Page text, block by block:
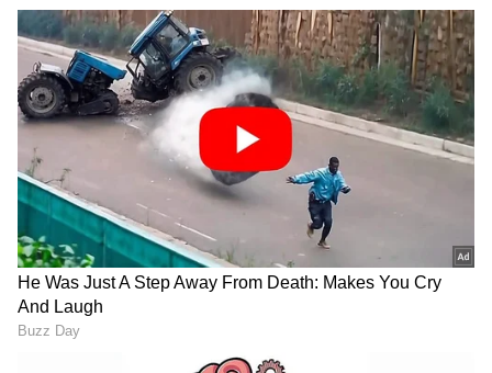
ಕನ್ನಡ ಸಿನಿಮಾ (Kannada Cinema News), ಟಿವಿ
ಕಾರ್ಯಕ್ರಮಗಳು (Kannada TV Shows), ಸೆಲೆಬ್ರಿಟಿ
ಸುದ್ದಿಗಳು ಮತ್ತು ಇತ್ತೀಚಿನ ಸುದ್ದಿಗಳಿಗಾಗಿ ಏಷ್ಯಾನೆಟ್
ಸುವರ್ಣ ನ್ಯೂಸ್‌ನಲ್ಲಿ ಮನರಂಜನಾ ವಿಭಾಗ ನೋಡಿ.
ಸಿನಿಮಾ ವಿಮರ್ಶೆಗಳು (
Kannada Movies Review),
ತಾರೆಯರ ಸಂದರ್ಶನಗಳು, ಧಾರಾವಾಹಿ ಅಪ್‌ಡೇಟ್ಸ್‌,
ತೆರೆಮರೆಯ ಕಥೆಗಳು,OTT ರಿಲೀಸ್‌ಗಳ ಬಗ್ಗೆ
ಮಾಹಿತಿಯೂ ಇಲ್ಲಿದೆ.